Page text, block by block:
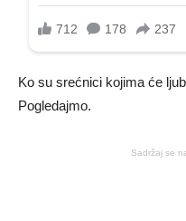
Ko su srećnici kojima će
Pogledajmo.
Sadržaj se